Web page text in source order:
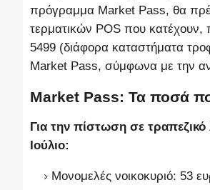
πρόγραμμα Market Pass, θα
τερματικών POS που κατέχουν,
5499 (διάφορα καταστήματα
Market Pass, σύμφωνα με την
Market Pass: Τα ποσά
Για την πίστωση σε
Ιούλιο:
Μονομελές νοικοκυριό: 53